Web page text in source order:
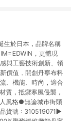
生於日本，品牌名稱
，更體現
與工藝技術創新、領
價值，開創丹寧布料
、機能、時尚，適合
質，抵禦寒風侵襲，
風格●無論城市街頭
貨號 : 310519071▶